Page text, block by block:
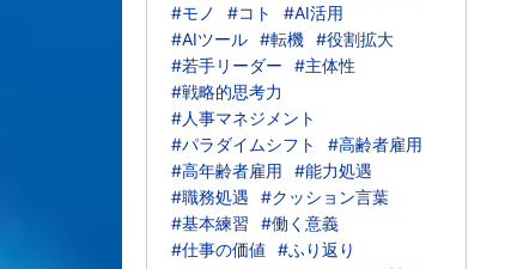
#モノ
#コト
#AI活用
#AIツール #転機 #役割拡大
#若手リーダー
#主体性
#戦略的思考力
#人事マネジメント
#パラダイムシフト
#高齢者雇用
#高年齢者雇用
#能力処遇
#職務処遇
#クッション言葉
#基本練習
#働く意義
#仕事の価値
#ふり返り